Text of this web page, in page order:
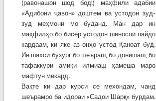
(равонашон шод бод!) маҳфили адабии
«Адибони ҷавон» доштем ва устодон зуд-
зуд меҳмони мо буданд. Ман дар ин
маҳфилҳо бо бисёр устодон шиносоӣ пайдо
кардаам, ки яке аз онҳо устод Қаноат буд.
Ин шахси бузург бо шеъраш, бо донишаш, бо
тафаккури амиқи илмиаш ҳамеша маро
мафтун мекард.
Вақте ки дар курси се мехондам, чанд
шеърамро ба идораи «Садои Шарқ» бурдам.